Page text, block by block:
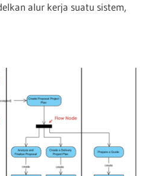
alur kerja suatu sistem,